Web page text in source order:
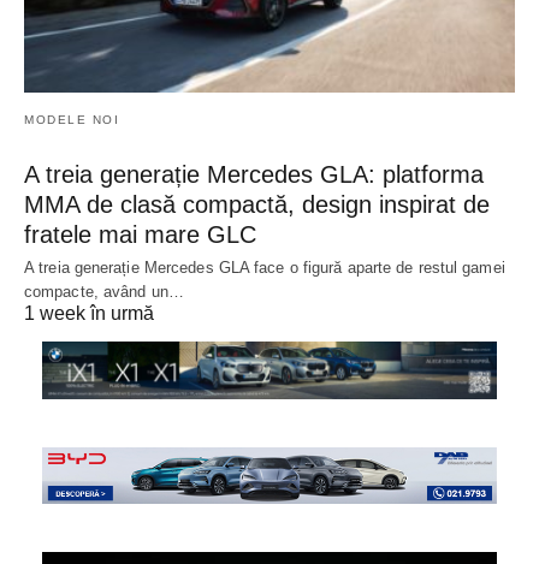
MODELE NOI
A treia generație Mercedes GLA: platforma
MMA de clasă compactă, design inspirat de
fratele mai mare GLC
A treia generație Mercedes GLA face o figură aparte de restul gamei
compacte, având un…
1 week în urmă